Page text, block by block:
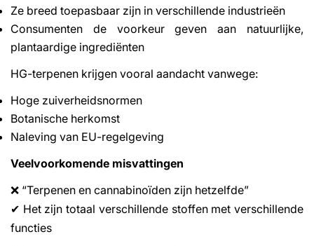
Ze breed toepasbaar zijn in verschillende industrieën
Consumenten de voorkeur geven aan natuurlijke,
plantaardige ingrediënten
HG-terpenen krijgen vooral aandacht vanwege:
Hoge zuiverheidsnormen
Botanische herkomst
Naleving van EU-regelgeving
Veelvoorkomende misvattingen
❌ “Terpenen en cannabinoïden zijn hetzelfde”
✔ Het zijn totaal verschillende stoffen met verschillende
functies